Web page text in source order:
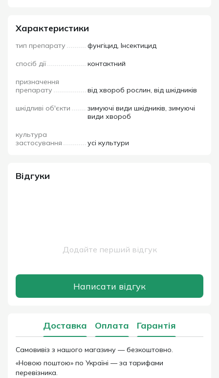
Характеристики
тип препарату фунгіцид, Інсектицид
спосіб дії контактний
призначення
препарату
від хвороб рослин, від шкідників
шкідливі об'єкти
зимуючі види шкідників, зимуючі
види хвороб
культура
застосування
усі культури
Відгуки
Додайте перший відгук
Написати відгук
Доставка Оплата Гарантія
Самовивіз з нашого магазину — безкоштовно.
«Новою поштою» по Україні — за тарифами
перевізника.